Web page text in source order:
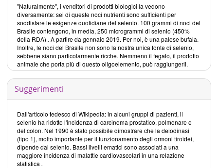
"Naturalmente", i venditori di prodotti biologici la vedono
diversamente: sei di queste noci nutrienti sono sufficienti per
soddisfare le esigenze quotidiane del selenio. 100 grammi di noci del
Brasile contengono, in media, 250 microgrammi di selenio (450%
della RDA) . A partire da gennaio 2019. Per noi, è una palese bufala.
Inoltre, le noci del Brasile non sono la nostra unica fonte di selenio,
sebbene siano particolarmente ricche. Nemmeno il fegato, il prodotto
animale che porta più di questo oligoelemento, può raggiungerli.
Suggerimenti
Dall'articolo tedesco di Wikipedia: in alcuni gruppi di pazienti, il
selenio ha ridotto l'incidenza di carcinoma prostatico, polmonare e
del colon. Nel 1990 è stato possibile dimostrare che la deiodinasi
(tipo 1), molto importante per il funzionamento degli ormoni tiroidei,
dipende dal selenio. Bassi livelli ematici sono associati a una
maggiore incidenza di malattie cardiovascolari in una relazione
statistica .